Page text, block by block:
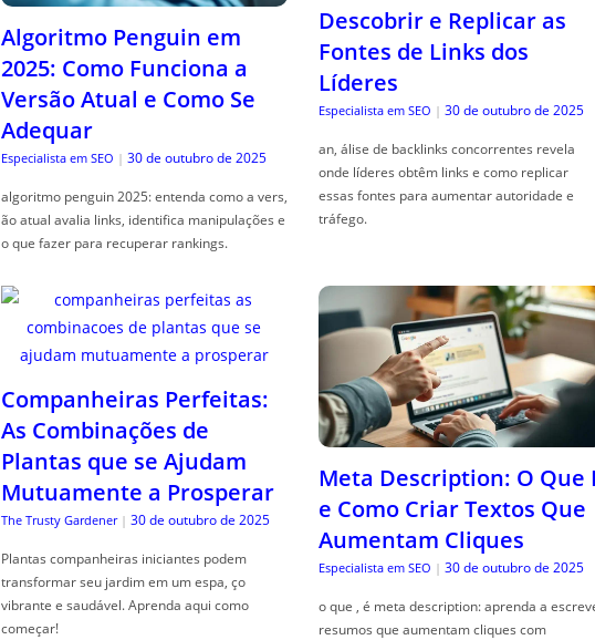
Algoritmo Penguin em
2025: Como Funciona a
Versão Atual e Como Se
Adequar
Especialista em SEO | 30 de outubro de 2025
algoritmo penguin 2025: entenda como a vers,
ão atual avalia links, identifica manipulações e
o que fazer para recuperar rankings.
Descobrir e Replicar as
Fontes de Links dos
Líderes
Especialista em SEO | 30 de outubro de 2025
an, álise de backlinks concorrentes revela
onde líderes obtêm links e como replicar
essas fontes para aumentar autoridade e
tráfego.
Companheiras Perfeitas:
As Combinações de
Plantas que se Ajudam
Mutuamente a Prosperar
The Trusty Gardener | 30 de outubro de 2025
Plantas companheiras iniciantes podem
transformar seu jardim em um espa, ço
vibrante e saudável. Aprenda aqui como
começar!
Meta Description: O Que
e Como Criar Textos Que
Aumentam Cliques
Especialista em SEO | 30 de outubro de 2025
o que , é meta description: aprenda a
resumos que aumentam cliques com